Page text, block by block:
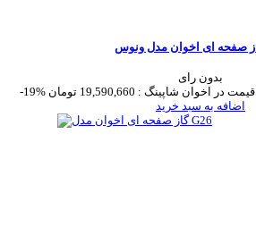
بدون رای
-19%
قیمت در اخوان شاپینگ : 19,590,660 تومان
اضافه به سبد خرید